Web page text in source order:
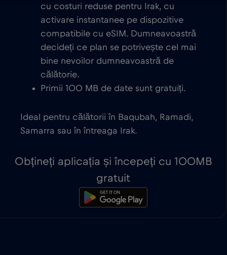
cu costuri reduse pentru Irak, cu
activare instantanee pe dispozitive
compatibile cu eSIM. Dumneavoastră
decideți ce plan se potrivește cel mai
bine nevoilor dumneavoastră de
călătorie.
Primii 100 MB de date sunt gratuiți.
Ideal pentru călătorii în Baqubah, Ramadi,
Samarra sau în întreaga Irak.
Obțineți aplicația și începeți cu 100MB
gratuit